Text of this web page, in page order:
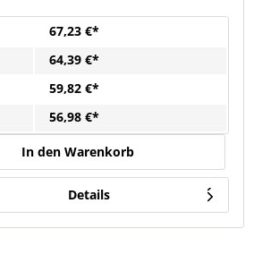
67,23 €*
64,39 €*
59,82 €*
56,98 €*
In den Warenkorb
Details